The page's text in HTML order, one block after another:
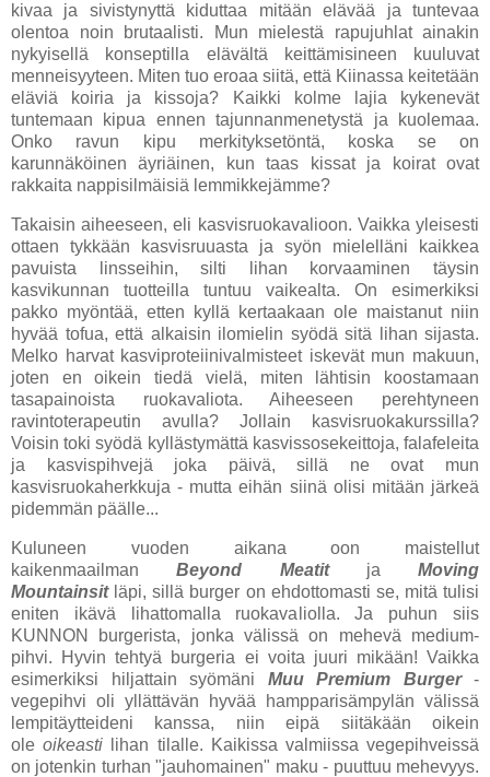
kivaa ja sivistynyttä kiduttaa mitään elävää ja tuntevaa
olentoa noin brutaalisti. Mun mielestä rapujuhlat ainakin
nykyisellä konseptilla elävältä keittämisineen kuuluvat
menneisyyteen. Miten tuo eroaa siitä, että Kiinassa keitetään
eläviä koiria ja kissoja? Kaikki kolme lajia kykenevät
tuntemaan kipua ennen tajunnanmenetystä ja kuolemaa.
Onko ravun kipu merkityksetöntä, koska se on
karunnäköinen äyriäinen, kun taas kissat ja koirat ovat
rakkaita nappisilmäisiä lemmikkejämme?
Takaisin aiheeseen, eli kasvisruokavalioon. Vaikka yleisesti
ottaen tykkään kasvisruuasta ja syön mielelläni kaikkea
pavuista linsseihin, silti lihan korvaaminen täysin
kasvikunnan tuotteilla tuntuu vaikealta. On esimerkiksi
pakko myöntää, etten kyllä kertaakaan ole maistanut niin
hyvää tofua, että alkaisin ilomielin syödä sitä lihan sijasta.
Melko harvat kasviproteiinivalmisteet iskevät mun makuun,
joten en oikein tiedä vielä, miten lähtisin koostamaan
tasapainoista ruokavaliota. Aiheeseen perehtyneen
ravintoterapeutin avulla? Jollain kasvisruokakurssilla?
Voisin toki syödä kyllästymättä kasvissosekeittoja, falafeleita
ja kasvispihvejä joka päivä, sillä ne ovat mun
kasvisruokaherkkuja - mutta eihän siinä olisi mitään järkeä
pidemmän päälle...
Kuluneen vuoden aikana oon maistellut
kaikenmaailmanBeyond Meatitja Moving
Mountainsitläpi, sillä burger on ehdottomasti se, mitä tulisi
eniten ikävä lihattomalla ruokavaliolla. Ja puhun siis
KUNNON burgerista, jonka välissä on mehevä medium-
pihvi. Hyvin tehtyä burgeria ei voita juuri mikään! Vaikka
esimerkiksi hiljattain syömäni Muu Premium Burger-
vegepihvi oli yllättävän hyvää hampparisämpylän välissä
lempitäytteideni kanssa, niin eipä siitäkään oikein
oleoikeasti lihan tilalle. Kaikissa valmiissa vegepihveissä
on jotenkin turhan "jauhomainen" maku - puuttuu mehevyys.